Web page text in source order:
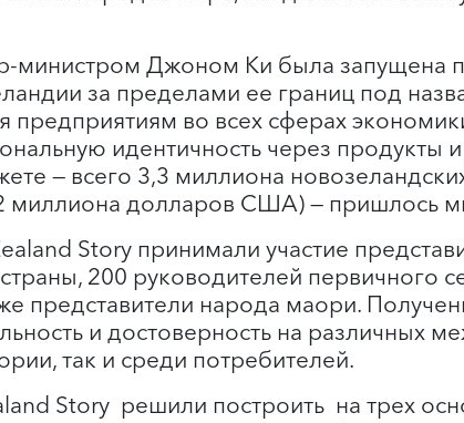
министром Джоном Ки была запущена
за пределами ее границ под
предприятиям во всех сферах
идентичность через продукты
— всего 3,3 миллиона
миллиона долларов США) — пришлось
Story принимали участие
200 руководителей первичного
представители народа маори.
и достоверность на различных
так и среди потребителей.
Story решили построить на трех